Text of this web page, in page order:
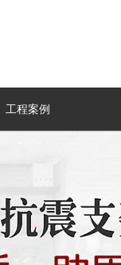
工程案例